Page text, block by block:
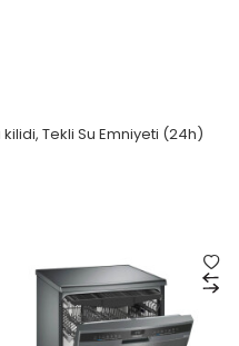
Tekli Su Emniyeti (24h)